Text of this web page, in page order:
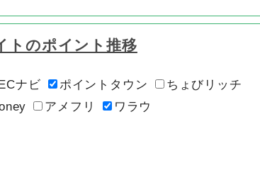
トのポイント推移